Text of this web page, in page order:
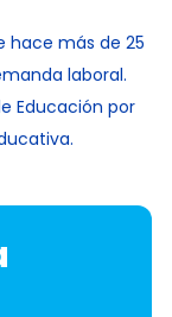
hace más de 25
laboral.
Educación por